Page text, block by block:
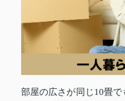
部屋の広さが同じ10畳